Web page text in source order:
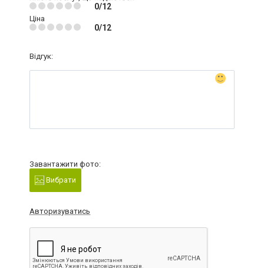
0/12
Ціна
0/12
Відгук:
Завантажити фото:
Вибрати
Авторизуватись